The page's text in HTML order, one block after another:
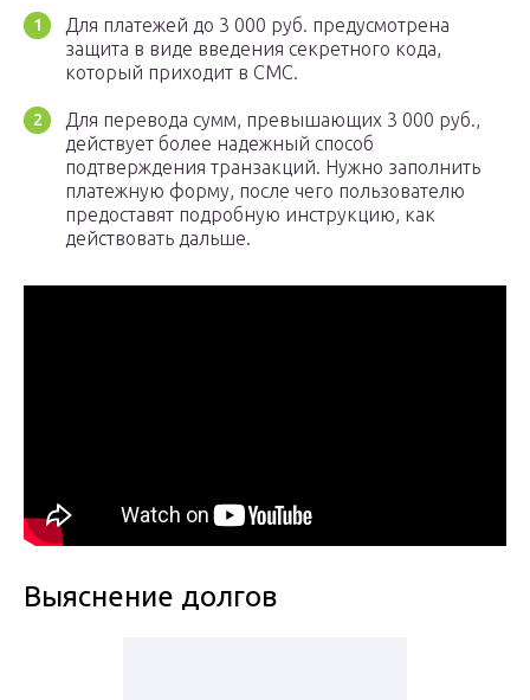
Для платежей до 3 000 руб. предусмотрена
защита в виде введения секретного кода,
который приходит в СМС.
Для перевода сумм, превышающих 3 000 руб.,
действует более надежный способ
подтверждения транзакций. Нужно заполнить
платежную форму, после чего пользователю
предоставят подробную инструкцию, как
действовать дальше.
Выяснение долгов